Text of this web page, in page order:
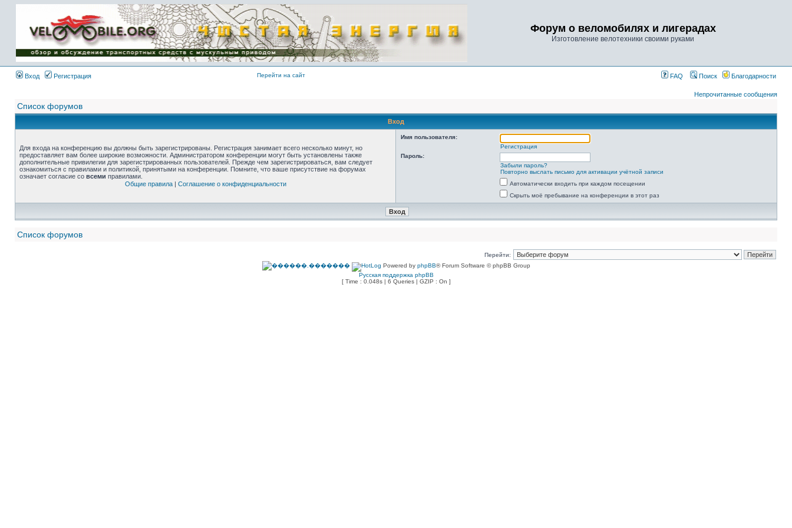
Форум о веломобилях и лигерадах
Изготовление велотехники своими руками
Вход Регистрация Перейти на сайт FAQ Поиск Благодарности
Непрочитанные сообщения
Список форумов
Вход
Для входа на конференцию вы должны быть зарегистрированы. Регистрация занимает всего несколько минут, но
предоставляет вам более широкие возможности. Администратором конференции могут быть установлены также
дополнительные привилегии для зарегистрированных пользователей. Прежде чем зарегистрироваться, вам следует
ознакомиться с правилами и политикой, принятыми на конференции. Помните, что ваше присутствие на форумах
означает согласие со всеми правилами.
Общие правила| Соглашение о конфиденциальности
Имя пользователя:
Регистрация
Пароль:
Забыли пароль?
Повторно выслать письмо для активации учётной записи
Автоматически входить при каждом посещении
Скрыть моё пребывание на конференции в этот раз
Список форумов
Перейти:
Powered by phpBB® Forum Software © phpBB Group
Русская поддержка phpBB
[ Time : 0.048s | 6 Queries | GZIP : On ]